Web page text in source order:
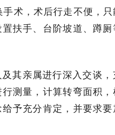
术，术后行走不便，只
扶手、台阶坡道、蹲
其亲属进行深入交谈，
测量，计算转弯面积
予充分肯定，并要求要